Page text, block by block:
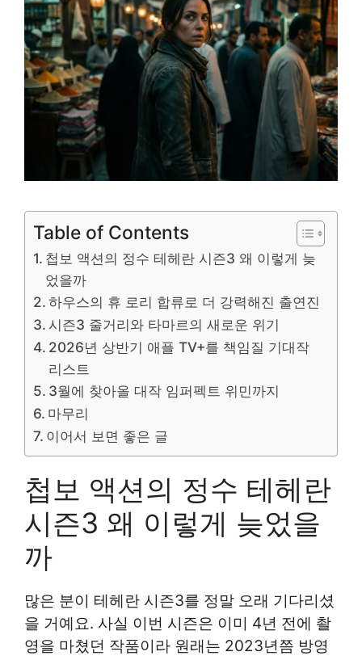
Table of Contents
첩보 액션의 정수 테헤란 시즌3 왜 이렇게 늦
었을까
하우스의 휴 로리 합류로 더 강력해진 출연진
시즌3 줄거리와 타마르의 새로운 위기
2026년 상반기 애플 TV+를 책임질 기대작
리스트
3월에 찾아올 대작 임퍼펙트 위민까지
마무리
이어서 보면 좋은 글
첩보 액션의 정수 테헤란
시즌3 왜 이렇게 늦었을
까
많은 분이 테헤란 시즌3를 정말 오래 기다리셨
을 거예요. 사실 이번 시즌은 이미 4년 전에 촬
영을 마쳤던 작품이라 원래는 2023년쯤 방영